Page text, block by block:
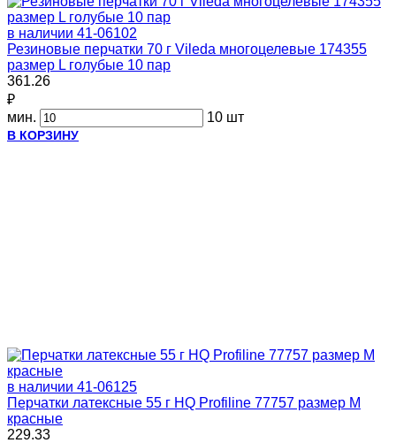
в наличии 41-06102
Резиновые перчатки 70 г Vileda многоцелевые 174355
размер L голубые 10 пар
361.26
₽
мин.
10 шт
В КОРЗИНУ
в наличии 41-06125
Перчатки латексные 55 г HQ Profiline 77757 размер M
красные
229.33